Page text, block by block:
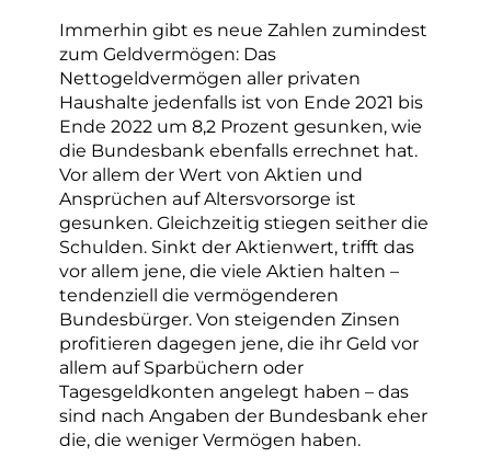
Immerhin gibt es neue Zahlen zumindest
zum Geldvermögen: Das
Nettogeldvermögen aller privaten
Haushalte jedenfalls ist von Ende 2021 bis
Ende 2022 um 8,2 Prozent gesunken, wie
die Bundesbank ebenfalls errechnet hat.
Vor allem der Wert von Aktien und
Ansprüchen auf Altersvorsorge ist
gesunken. Gleichzeitig stiegen seither die
Schulden. Sinkt der Aktienwert, trifft das
vor allem jene, die viele Aktien halten –
tendenziell die vermögenderen
Bundesbürger. Von steigenden Zinsen
profitieren dagegen jene, die ihr Geld vor
allem auf Sparbüchern oder
Tagesgeldkonten angelegt haben – das
sind nach Angaben der Bundesbank eher
die, die weniger Vermögen haben.